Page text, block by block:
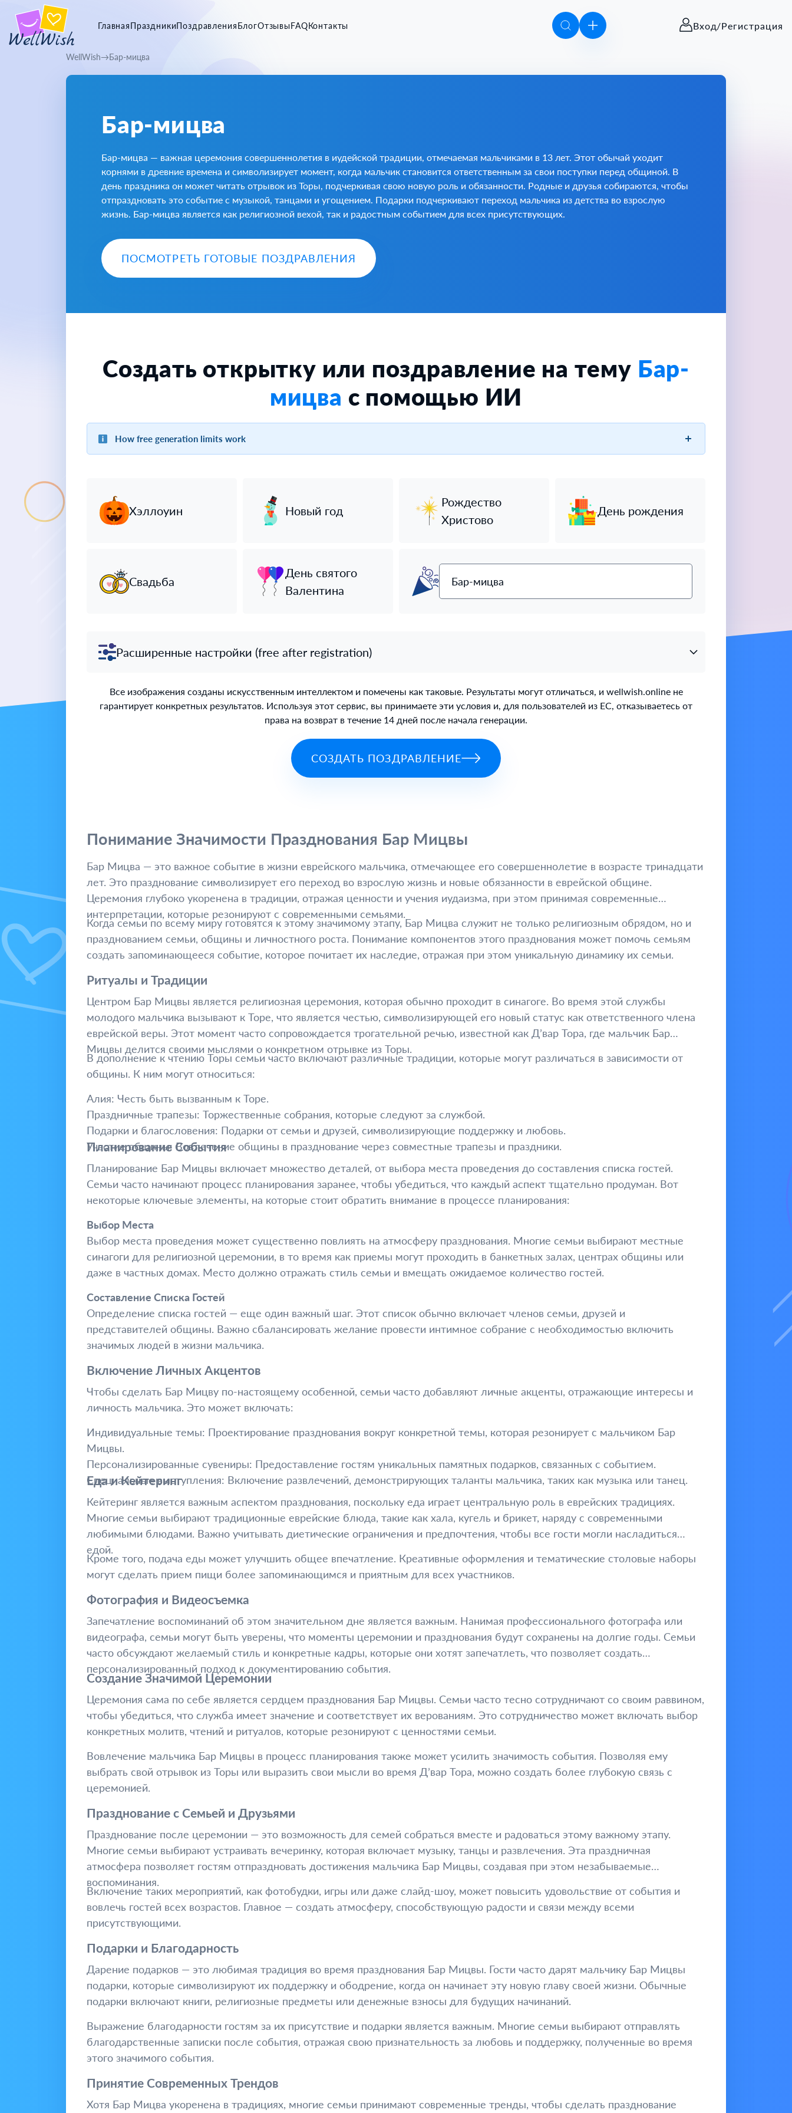
ГлавнаяПраздникиПоздравленияБлогОтзывыFAQКонтакты Вход/Регистрация
WellWish Бар-мицва
Бар-мицва
Бар-мицва — важная церемония совершеннолетия в иудейской традиции, отмечаемая мальчиками в 13 лет. Этот обычай уходит
корнями в древние времена и символизирует момент, когда мальчик становится ответственным за свои поступки перед общиной. В
день праздника он может читать отрывок из Торы, подчеркивая свою новую роль и обязанности. Родные и друзья собираются, чтобы
отпраздновать это событие с музыкой, танцами и угощением. Подарки подчеркивают переход мальчика из детства во взрослую
жизнь. Бар-мицва является как религиозной вехой, так и радостным событием для всех присутствующих.
ПОСМОТРЕТЬ ГОТОВЫЕ ПОЗДРАВЛЕНИЯ
Создать открытку или поздравление на тему Бар-
мицва с помощью ИИ
How free generation limits work
Хэллоуин Новый год
Рождество
Христово
День рождения
Свадьба
День святого
Валентина
Бар-мицва
Расширенные настройки (free after registration)
Все изображения созданы искусственным интеллектом и помечены как таковые. Результаты могут отличаться, и wellwish.online не
гарантирует конкретных результатов. Используя этот сервис, вы принимаете эти условия и, для пользователей из ЕС, отказываетесь от
права на возврат в течение 14 дней после начала генерации.
СОЗДАТЬ ПОЗДРАВЛЕНИЕ
Понимание Значимости Празднования Бар Мицвы
Бар Мицва — это важное событие в жизни еврейского мальчика, отмечающее его совершеннолетие в возрасте тринадцати
лет. Это празднование символизирует его переход во взрослую жизнь и новые обязанности в еврейской общине.
Церемония глубоко укоренена в традиции, отражая ценности и учения иудаизма, при этом принимая современные
интерпретации, которые резонируют с современными семьями.
Когда семьи по всему миру готовятся к этому значимому этапу, Бар Мицва служит не только религиозным обрядом, но и
празднованием семьи, общины и личностного роста. Понимание компонентов этого празднования может помочь семьям
создать запоминающееся событие, которое почитает их наследие, отражая при этом уникальную динамику их семьи.
Ритуалы и Традиции
Центром Бар Мицвы является религиозная церемония, которая обычно проходит в синагоге. Во время этой службы
молодого мальчика вызывают к Торе, что является честью, символизирующей его новый статус как ответственного члена
еврейской веры. Этот момент часто сопровождается трогательной речью, известной как Д’вар Тора, где мальчик Бар
Мицвы делится своими мыслями о конкретном отрывке из Торы.
В дополнение к чтению Торы семьи часто включают различные традиции, которые могут различаться в зависимости от
общины. К ним могут относиться:
Алия: Честь быть вызванным к Торе.
Праздничные трапезы: Торжественные собрания, которые следуют за службой.
Подарки и благословения: Подарки от семьи и друзей, символизирующие поддержку и любовь.
Участие общины: Вовлечение общины в празднование через совместные трапезы и праздники.
Планирование События
Планирование Бар Мицвы включает множество деталей, от выбора места проведения до составления списка гостей.
Семьи часто начинают процесс планирования заранее, чтобы убедиться, что каждый аспект тщательно продуман. Вот
некоторые ключевые элементы, на которые стоит обратить внимание в процессе планирования:
Выбор Места
Выбор места проведения может существенно повлиять на атмосферу празднования. Многие семьи выбирают местные
синагоги для религиозной церемонии, в то время как приемы могут проходить в банкетных залах, центрах общины или
даже в частных домах. Место должно отражать стиль семьи и вмещать ожидаемое количество гостей.
Составление Списка Гостей
Определение списка гостей — еще один важный шаг. Этот список обычно включает членов семьи, друзей и
представителей общины. Важно сбалансировать желание провести интимное собрание с необходимостью включить
значимых людей в жизни мальчика.
Включение Личных Акцентов
Чтобы сделать Бар Мицву по-настоящему особенной, семьи часто добавляют личные акценты, отражающие интересы и
личность мальчика. Это может включать:
Индивидуальные темы: Проектирование празднования вокруг конкретной темы, которая резонирует с мальчиком Бар
Мицвы.
Персонализированные сувениры: Предоставление гостям уникальных памятных подарков, связанных с событием.
Специальные выступления: Включение развлечений, демонстрирующих таланты мальчика, таких как музыка или танец.
Еда и Кейтеринг
Кейтеринг является важным аспектом празднования, поскольку еда играет центральную роль в еврейских традициях.
Многие семьи выбирают традиционные еврейские блюда, такие как хала, кугель и брикет, наряду с современными
любимыми блюдами. Важно учитывать диетические ограничения и предпочтения, чтобы все гости могли насладиться
едой.
Кроме того, подача еды может улучшить общее впечатление. Креативные оформления и тематические столовые наборы
могут сделать прием пищи более запоминающимся и приятным для всех участников.
Фотография и Видеосъемка
Запечатление воспоминаний об этом значительном дне является важным. Нанимая профессионального фотографа или
видеографа, семьи могут быть уверены, что моменты церемонии и празднования будут сохранены на долгие годы. Семьи
часто обсуждают желаемый стиль и конкретные кадры, которые они хотят запечатлеть, что позволяет создать
персонализированный подход к документированию события.
Создание Значимой Церемонии
Церемония сама по себе является сердцем празднования Бар Мицвы. Семьи часто тесно сотрудничают со своим раввином,
чтобы убедиться, что служба имеет значение и соответствует их верованиям. Это сотрудничество может включать выбор
конкретных молитв, чтений и ритуалов, которые резонируют с ценностями семьи.
Вовлечение мальчика Бар Мицвы в процесс планирования также может усилить значимость события. Позволяя ему
выбрать свой отрывок из Торы или выразить свои мысли во время Д’вар Тора, можно создать более глубокую связь с
церемонией.
Празднование с Семьей и Друзьями
Празднование после церемонии — это возможность для семей собраться вместе и радоваться этому важному этапу.
Многие семьи выбирают устраивать вечеринку, которая включает музыку, танцы и развлечения. Эта праздничная
атмосфера позволяет гостям отпраздновать достижения мальчика Бар Мицвы, создавая при этом незабываемые
воспоминания.
Включение таких мероприятий, как фотобудки, игры или даже слайд-шоу, может повысить удовольствие от события и
вовлечь гостей всех возрастов. Главное — создать атмосферу, способствующую радости и связи между всеми
присутствующими.
Подарки и Благодарность
Дарение подарков — это любимая традиция во время празднования Бар Мицвы. Гости часто дарят мальчику Бар Мицвы
подарки, которые символизируют их поддержку и ободрение, когда он начинает эту новую главу своей жизни. Обычные
подарки включают книги, религиозные предметы или денежные взносы для будущих начинаний.
Выражение благодарности гостям за их присутствие и подарки является важным. Многие семьи выбирают отправлять
благодарственные записки после события, отражая свою признательность за любовь и поддержку, полученные во время
этого значимого события.
Принятие Современных Трендов
Хотя Бар Мицва укоренена в традициях, многие семьи принимают современные тренды, чтобы сделать празднование